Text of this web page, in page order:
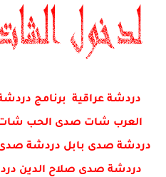
دردشة عراقية برنامج
العرب شات صدى الحب
دردشة صدى بابل دردشة صدى
دردشة صدى صلاح الدين